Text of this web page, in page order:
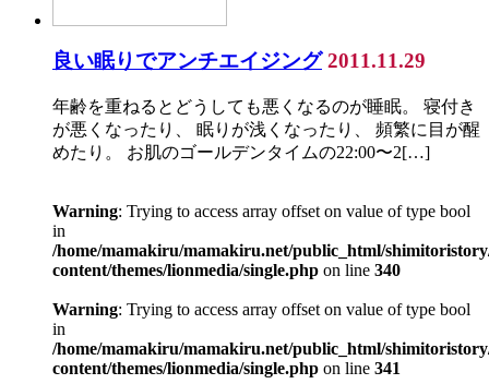
良い眠りでアンチエイジング 2011.11.29
年齢を重ねるとどうしても悪くなるのが睡眠。 寝付き
が悪くなったり、 眠りが浅くなったり、 頻繁に目が醒
めたり。 お肌のゴールデンタイムの22:00〜2[…]
Warning: Trying to access array offset on value of type bool
in
/home/mamakiru/mamakiru.net/public_html/
content/themes/lionmedia/single.php on line 340
Warning: Trying to access array offset on value of type bool
in
/home/mamakiru/mamakiru.net/public_html/
content/themes/lionmedia/single.php on line 341